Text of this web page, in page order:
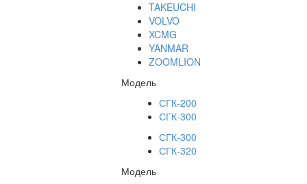
TAKEUCHI
VOLVO
XCMG
YANMAR
ZOOMLION
Модель
СГК-200
СГК-300
СГК-300
СГК-320
Модель